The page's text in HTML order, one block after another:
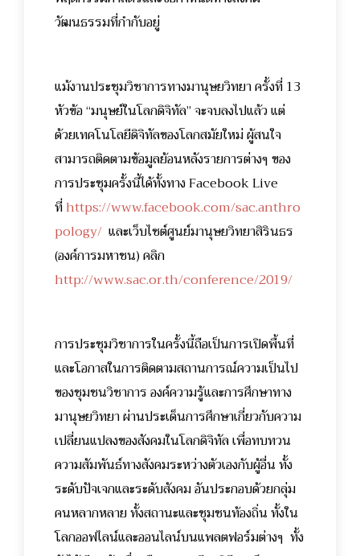
วัฒนธรรมที่กำกับอยู่
แม้งานประชุมวิชาการทางมานุษยวิทยา ครั้งที่ 13
หัวข้อ “มนุษย์ในโลกดิจิทัล” จะจบลงไปแล้ว แต่
ด้วยเทคโนโลยีดิจิทัลของโลกสมัยใหม่ ผู้สนใจ
สามารถติดตามข้อมูลย้อนหลังรายการต่างๆ ของ
การประชุมครั้งนี้ได้ทั้งทาง Facebook Live
ที่https://www.facebook.com/sac.anthro
pology/ และเว็บไซต์ศูนย์มานุษยวิทยาสิรินธร
(องค์การมหาชน) คลิก
http://www.sac.or.th/conference/2019/
การประชุมวิชาการในครั้งนี้ถือเป็นการเปิดพื้นที่
และโอกาสในการติดตามสถานการณ์ความเป็นไป
ของชุมชนวิชาการ องค์ความรู้และการศึกษาทาง
มานุษยวิทยา ผ่านประเด็นการศึกษาเกี่ยวกับความ
เปลี่ยนแปลงของสังคมในโลกดิจิทัล เพื่อทบทวน
ความสัมพันธ์ทางสังคมระหว่างตัวเองกับผู้อื่น ทั้ง
ระดับปัจเจกและระดับสังคม อันประกอบด้วยกลุ่ม
คนหลากหลาย ทั้งสถานะและชุมชนท้องถิ่น ทั้งใน
โลกออฟไลน์และออนไลน์บนแพลตฟอร์มต่างๆ ทั้ง